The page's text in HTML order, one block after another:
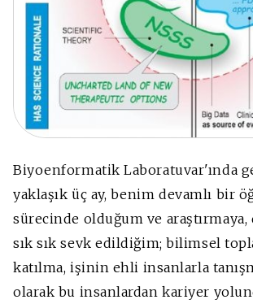
Biyoenformatik Laboratuvar'ında
yaklaşık üç ay, benim devamlı bir
sürecinde olduğum ve
sık sık sevk edildiğim; bilimsel
katılma, işinin ehli insanlarla
olarak bu insanlardan kariyer